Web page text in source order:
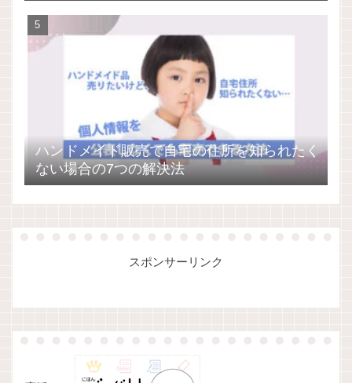
ハンドメイド販売で自宅の住所を知られたく
ない場合の7つの解決法
スポンサーリンク